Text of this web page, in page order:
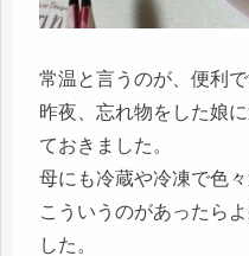
常温と言うのが、便利で
昨夜、忘れ物をした娘
ておきました。
母にも冷蔵や冷凍で色々
こういうのがあったら
した。